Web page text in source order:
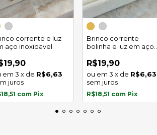
corrente e luz
aço inoxidavel
3 x de R$6,63
juros
com Pix
Brinco corrente
bolinha e luz em aço
R$19,90
3 x de R$6,63
sem juros
R$18,51 com Pix